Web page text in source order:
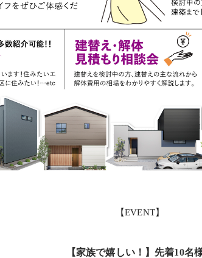
【EVENT】
【家族で嬉しい！】先着10名